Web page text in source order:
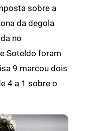
sobre a
da degola
no
Soteldo foram
9 marcou dois
4 a 1 sobre o